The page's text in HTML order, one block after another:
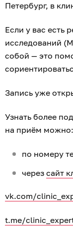
Петербург, в
Если у вас есть
исследований
собой — это
Запись уже
Узнать более
на приём можно:
по номеру
через сайт
vk.com/
t.me/